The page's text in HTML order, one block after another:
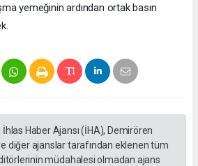
yemeğinin ardından ortak basın
Haber Ajansı (İHA), Demirören
diğer ajanslar tarafından eklenen tüm
müdahalesi olmadan ajans